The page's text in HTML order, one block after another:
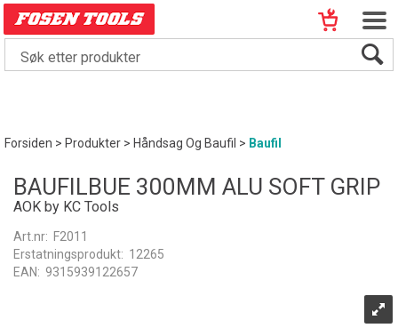
Forsiden>Produkter>Håndsag Og Baufil > Baufil
BAUFILBUE 300MM ALU SOFT GRIP
AOK by KC Tools
Art.nr: F2011
Erstatningsprodukt: 12265
EAN: 9315939122657